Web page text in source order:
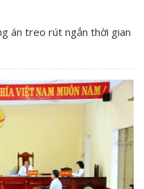
án treo rút ngắn thời gian